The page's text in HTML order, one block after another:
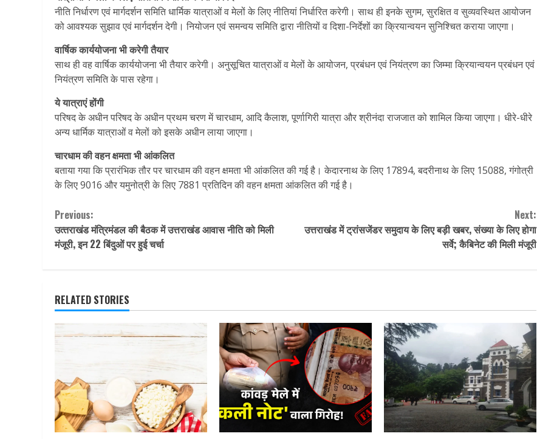
नीति निर्धारण एवं मार्गदर्शन समिति धार्मिक यात्राओं व मेलों के लिए नीतियां निर्धारित करेगी। साथ ही इनके सुगम, सुरक्षित व सुव्यवस्थित आयोजन
को आवश्यक सुझाव एवं मार्गदर्शन देगी। नियोजन एवं समन्वय समिति द्वारा नीतियों व दिशा-निर्देशों का क्रियान्वयन सुनिश्चित कराया जाएगा।
वार्षिक कार्ययोजना भी करेगी तैयार
साथ ही वह वार्षिक कार्ययोजना भी तैयार करेगी। अनुसूचित यात्राओं व मेलों के आयोजन, प्रबंधन एवं नियंत्रण का जिम्मा क्रियान्वयन प्रबंधन एवं
नियंत्रण समिति के पास रहेगा।
ये यात्राएं होंगी
परिषद के अधीन परिषद के अधीन प्रथम चरण में चारधाम, आदि कैलाश, पूर्णागिरी यात्रा और श्रीनंदा राजजात को शामिल किया जाएगा। धीरे-धीरे
अन्य धार्मिक यात्राओं व मेलों को इसके अधीन लाया जाएगा।
चारधाम की वहन क्षमता भी आंकलित
बताया गया कि प्रारंभिक तौर पर चारधाम की वहन क्षमता भी आंकलित की गई है। केदारनाथ के लिए 17894, बदरीनाथ के लिए 15088, गंगोत्री
के लिए 9016 और यमुनोत्री के लिए 7881 प्रतिदिन की वहन क्षमता आंकलित की गई है।
Continue
Reading
Previous:
उत्‍तराखंड मंत्रिमंडल की बैठक में उत्तराखंड आवास नीति को मिली
मंजूरी, इन 22 बिंदुओं पर हुई चर्चा
Next:
उत्तराखंड में ट्रांसजेंडर समुदाय के लिए बड़ी खबर, संख्या के लिए होगा
सर्वे; कैबिनेट की मिली मंजूरी
RELATED STORIES